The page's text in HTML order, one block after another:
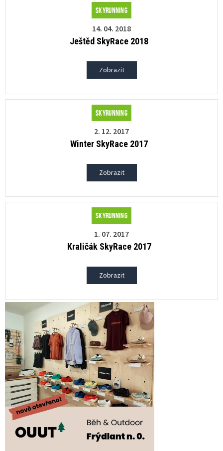
Skyrunning
14. 04. 2018
Ještěd SkyRace 2018
Zobrazit
Skyrunning
2. 12. 2017
Winter SkyRace 2017
Zobrazit
Skyrunning
1. 07. 2017
Kraličák SkyRace 2017
Zobrazit